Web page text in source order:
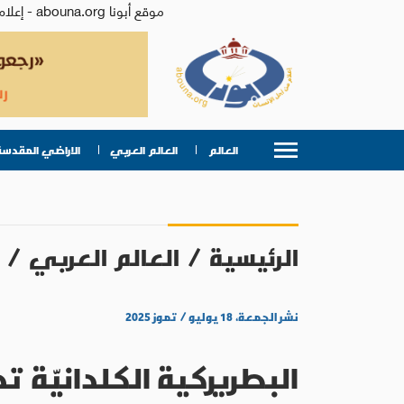
موقع أبونا abouna.org - إعلام من أجل الإنسان | يصدر عن المركز الكاثوليكي للدراسات والإعلام في الأردن - رئيس التحرير: الأب د.رفعت بدر
العالم العالم العربي الاراضي
الرئيسية / العالم العربي /
نشر الجمعة، ١٨ يوليو / تموز ٢٠٢٥
البطريركية